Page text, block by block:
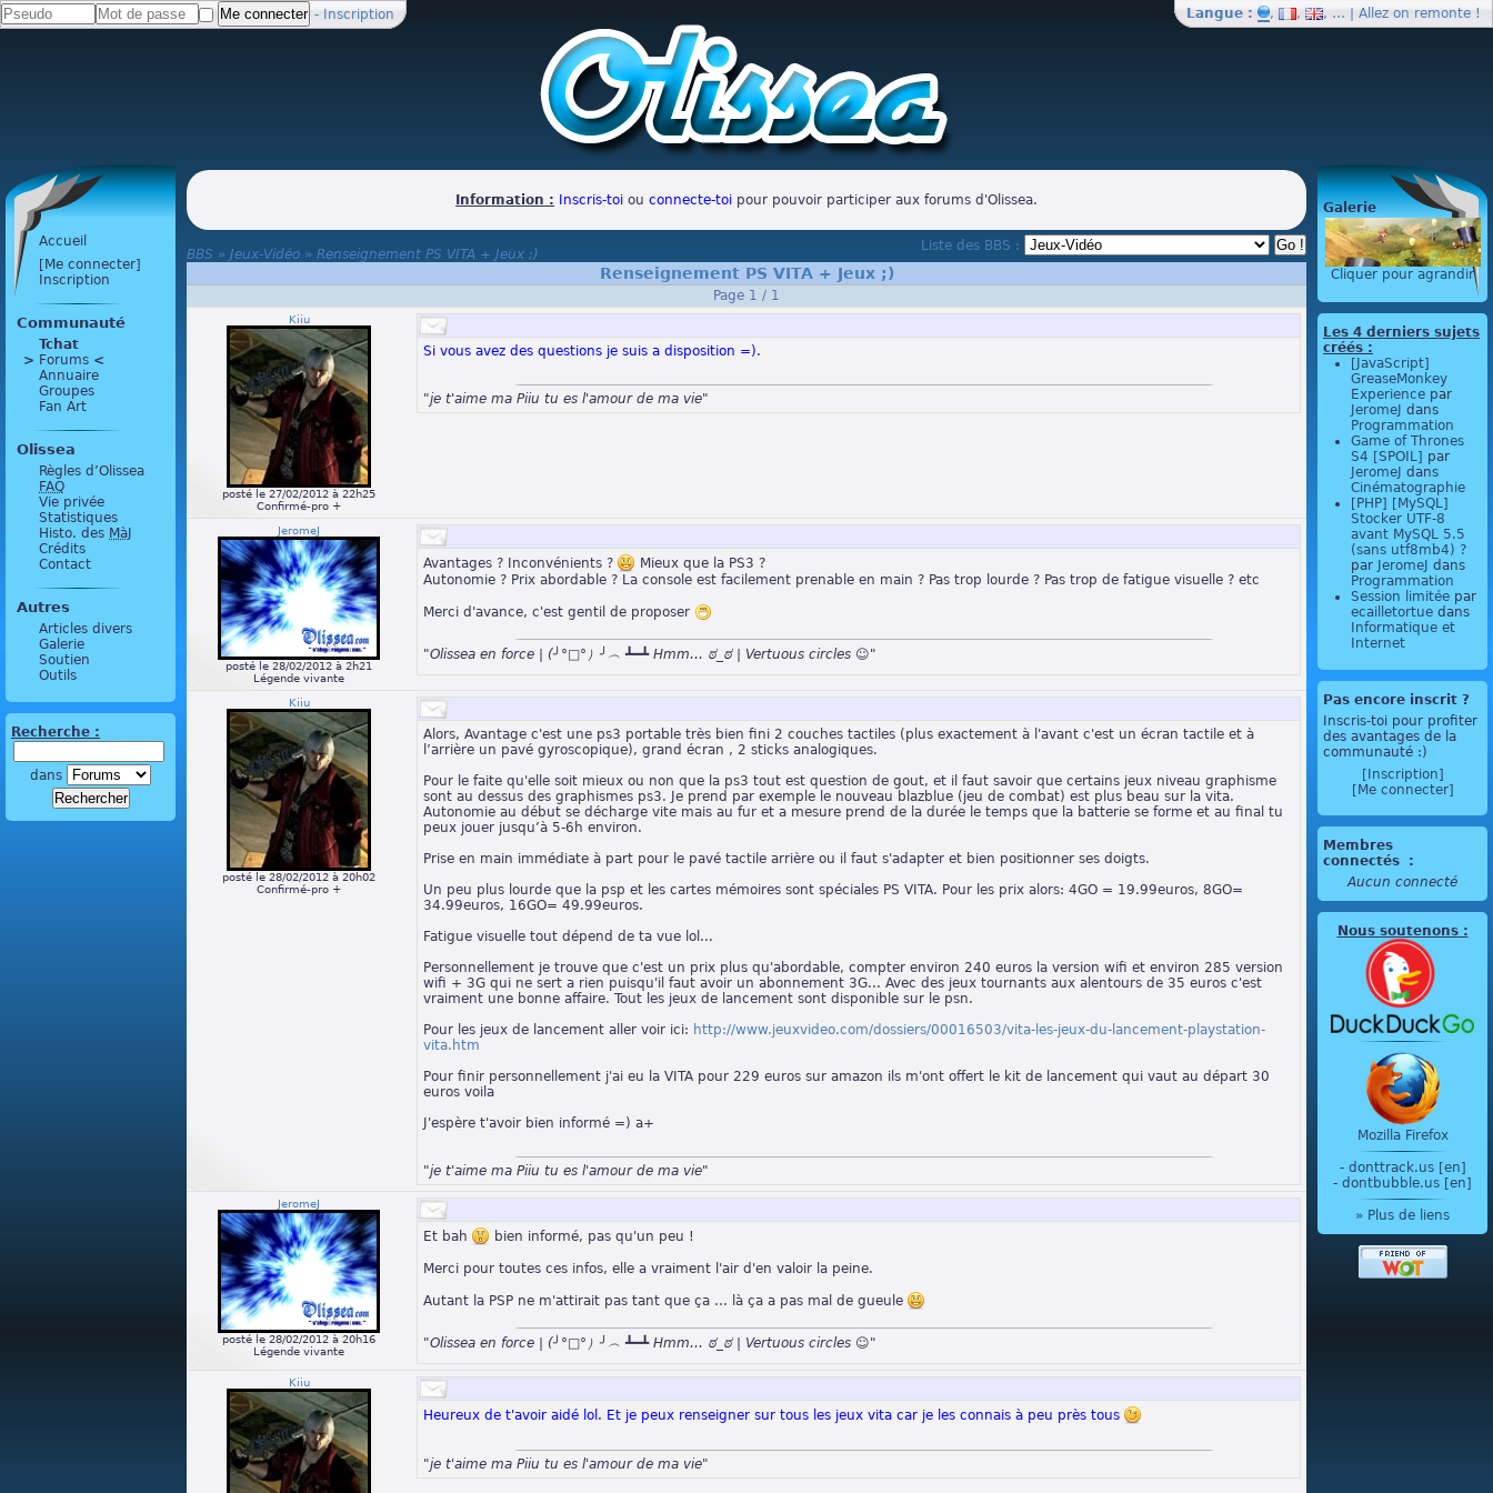
- Inscription Langue : , , , … | Allez on remonte !
Accueil
[Me connecter]
Inscription
Communauté
Tchat
> Forums <
Annuaire
Groupes
Fan Art
Olissea
Règles d’Olissea
FAQ
Vie privée
Statistiques
Histo. des MàJ
Crédits
Contact
Autres
Articles divers
Galerie
Soutien
Outils
Recherche :
dans
Information : Inscris-toi ou connecte-toi pour pouvoir participer aux forums d'Olissea.
Liste des BBS :
BBS » Jeux-Vidéo » Renseignement PS VITA + Jeux ;)
Renseignement PS VITA + Jeux ;)
Page 1 / 1
Kiiu
posté le 27/02/2012 à 22h25
Confirmé-pro +
Si vous avez des questions je suis a disposition =).
"je t'aime ma Piiu tu es l'amour de ma vie"
JeromeJ
posté le 28/02/2012 à 2h21
Légende vivante
Avantages ? Inconvénients ?
Mieux que la PS3 ?
Autonomie ? Prix abordable ? La console est facilement prenable en main ? Pas trop lourde ? Pas trop de fatigue visuelle ? etc
Merci d'avance, c'est gentil de proposer
"Olissea en force | (╯°□°）╯︵ ┻━┻ Hmm… ಠ_ಠ | Vertuous circles ☺"
Kiiu
posté le 28/02/2012 à 20h02
Confirmé-pro +
Alors, Avantage c'est une ps3 portable très bien fini 2 couches tactiles (plus exactement à l'avant c'est un écran tactile et à
l’arrière un pavé gyroscopique), grand écran , 2 sticks analogiques.
Pour le faite qu'elle soit mieux ou non que la ps3 tout est question de gout, et il faut savoir que certains jeux niveau graphisme
sont au dessus des graphismes ps3. Je prend par exemple le nouveau blazblue (jeu de combat) est plus beau sur la vita.
Autonomie au début se décharge vite mais au fur et a mesure prend de la durée le temps que la batterie se forme et au final tu
peux jouer jusqu’à 5-6h environ.
Prise en main immédiate à part pour le pavé tactile arrière ou il faut s'adapter et bien positionner ses doigts.
Un peu plus lourde que la psp et les cartes mémoires sont spéciales PS VITA. Pour les prix alors: 4GO = 19.99euros, 8GO=
34.99euros, 16GO= 49.99euros.
Fatigue visuelle tout dépend de ta vue lol...
Personnellement je trouve que c'est un prix plus qu'abordable, compter environ 240 euros la version wifi et environ 285 version
wifi + 3G qui ne sert a rien puisqu'il faut avoir un abonnement 3G... Avec des jeux tournants aux alentours de 35 euros c'est
vraiment une bonne affaire. Tout les jeux de lancement sont disponible sur le psn.
Pour les jeux de lancement aller voir ici: http://www.jeuxvideo.com/dossiers/00016503/vita-les-jeux-du-lancement-playstation-
vita.htm
Pour finir personnellement j'ai eu la VITA pour 229 euros sur amazon ils m'ont offert le kit de lancement qui vaut au départ 30
euros voila
J'espère t'avoir bien informé =) a+
"je t'aime ma Piiu tu es l'amour de ma vie"
JeromeJ
posté le 28/02/2012 à 20h16
Légende vivante
Et bah bien informé, pas qu'un peu !
Merci pour toutes ces infos, elle a vraiment l'air d'en valoir la peine.
Autant la PSP ne m'attirait pas tant que ça … là ça a pas mal de gueule
"Olissea en force | (╯°□°）╯︵ ┻━┻ Hmm… ಠ_ಠ | Vertuous circles ☺"
Kiiu
Heureux de t'avoir aidé lol. Et je peux renseigner sur tous les jeux vita car je les connais à peu près tous
"je t'aime ma Piiu tu es l'amour de ma vie"
Galerie
Cliquer pour agrandir
Les 4 derniers sujets
créés :
[JavaScript]
GreaseMonkey
Experience par
JeromeJ dans
Programmation
Game of Thrones
S4 [SPOIL] par
JeromeJ dans
Cinématographie
[PHP] [MySQL]
Stocker UTF-8
avant MySQL 5.5
(sans utf8mb4) ?
par JeromeJ dans
Programmation
Session limitée par
ecailletortue dans
Informatique et
Internet
Pas encore inscrit ?
Inscris-toi pour profiter
des avantages de la
communauté :)
[Inscription]
[Me connecter]
Membres
connectés
:
Aucun connecté
Nous soutenons:
Mozilla Firefox
- donttrack.us [en]
- dontbubble.us [en]
» Plus de liens